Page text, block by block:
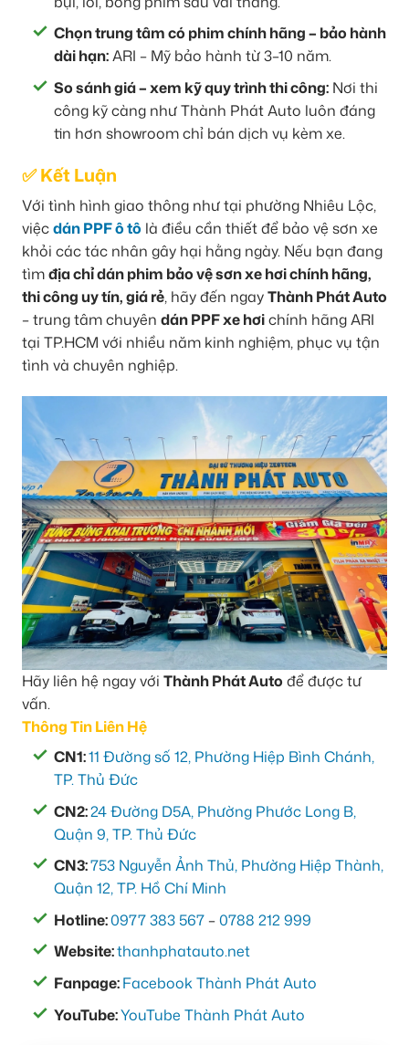
Chọn trung tâm có phim chính hãng – bảo hành
dài hạn:ARI – Mỹ bảo hành từ 3–10 năm.
So sánh giá – xem kỹ quy trình thi công: Nơi thi
công kỹ càng như Thành Phát Auto luôn đáng
tin hơn showroom chỉ bán dịch vụ kèm xe.
✅ Kết Luận
Với tình hình giao thông như tại phường Nhiêu Lộc,
việcdán PPF ô tô là điều cần thiết để bảo vệ sơn xe
khỏi các tác nhân gây hại hằng ngày. Nếu bạn đang
tìmđịa chỉ dán phim bảo vệ sơn xe hơi chính hãng,
thi công uy tín, giá rẻ, hãy đến ngayThành Phát Auto
– trung tâm chuyên dán PPF xe hơichính hãng ARI
tại TP.HCM với nhiều năm kinh nghiệm, phục vụ tận
tình và chuyên nghiệp.
Hãy liên hệ ngay với Thành Phát Auto để được tư
vấn.
Thông Tin Liên Hệ
CN1:11 Đường số 12, Phường Hiệp Bình Chánh,
TP. Thủ Đức
CN2:24 Đường D5A, Phường Phước Long B,
Quận 9, TP. Thủ Đức
CN3:753 Nguyễn Ảnh Thủ, Phường Hiệp Thành,
Quận 12, TP. Hồ Chí Minh
Hotline:0977 383 567 –0788 212 999
Website:thanhphatauto.net
Fanpage:Facebook Thành Phát Auto
YouTube:YouTube Thành Phát Auto